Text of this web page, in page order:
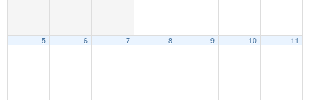
5 6 7 8 9 10 11